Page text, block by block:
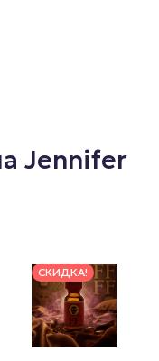
Jennifer
СКИДКА!